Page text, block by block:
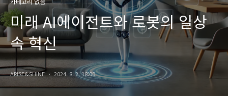
미래 AI에이전트와 로봇의 일상
속 혁신
ARISE&SHINE 2024. 8. 2. 18:00